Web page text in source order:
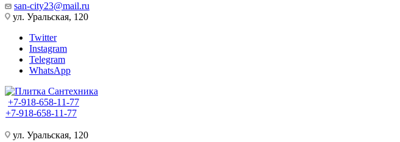
san-city23@mail.ru
ул. Уральская, 120
Twitter
Instagram
Telegram
WhatsApp
+7-918-658-11-77
+7-918-658-11-77
ул. Уральская, 120